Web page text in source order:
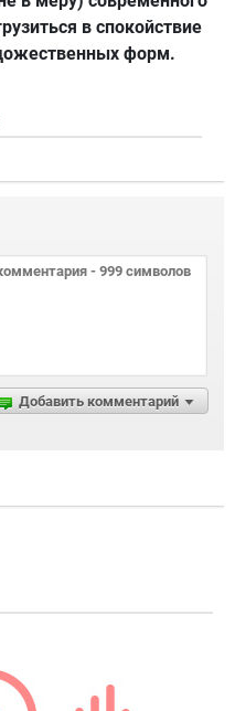
в спокойствие
форм.
Добавить комментарий